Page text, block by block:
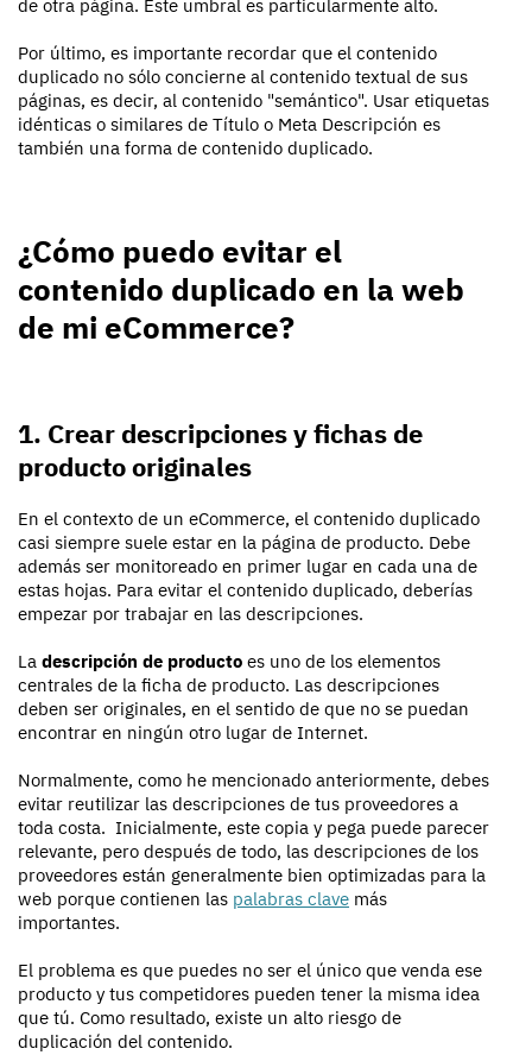
de otra página. Este umbral es particularmente alto.
Por último, es importante recordar que el contenido
duplicado no sólo concierne al contenido textual de sus
páginas, es decir, al contenido "semántico". Usar etiquetas
idénticas o similares de Título o Meta Descripción es
también una forma de contenido duplicado.
¿Cómo puedo evitar el
contenido duplicado en la web
de mi eCommerce?
1. Crear descripciones y fichas de
producto originales
En el contexto de un eCommerce, el contenido duplicado
casi siempre suele estar en la página de producto. Debe
además ser monitoreado en primer lugar en cada una de
estas hojas. Para evitar el contenido duplicado, deberías
empezar por trabajar en las descripciones.
La descripción de producto es uno de los elementos
centrales de la ficha de producto. Las descripciones
deben ser originales, en el sentido de que no se puedan
encontrar en ningún otro lugar de Internet.
Normalmente, como he mencionado anteriormente, debes
evitar reutilizar las descripciones de tus proveedores a
toda costa. Inicialmente, este copia y pega puede parecer
relevante, pero después de todo, las descripciones de los
proveedores están generalmente bien optimizadas para la
web porque contienen las palabras clave más
importantes.
El problema es que puedes no ser el único que venda ese
producto y tus competidores pueden tener la misma idea
que tú. Como resultado, existe un alto riesgo de
duplicación del contenido.